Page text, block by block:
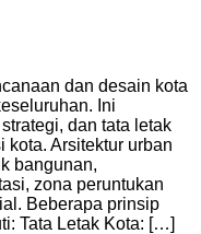
dan desain kota
Ini
dan tata letak
kota. Arsitektur urban
bangunan,
zona peruntukan
Beberapa prinsip
Tata Letak Kota: […]